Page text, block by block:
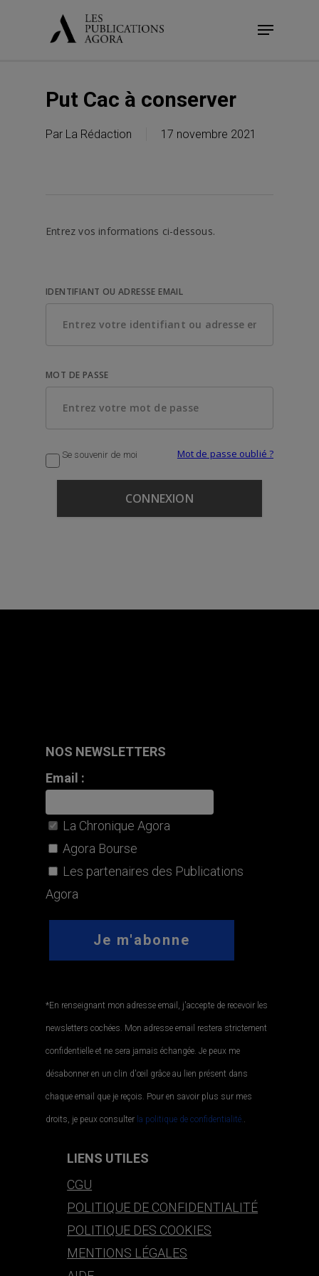
Menu
Put Cac à conserver
Par La Rédaction 17 novembre 2021
Entrez vos informations ci-dessous.
IDENTIFIANT OU ADRESSE EMAIL
MOT DE PASSE
Se souvenir de moi Mot de passe oublié ?
NOS NEWSLETTERS
Email :
La Chronique Agora
Agora Bourse
Les partenaires des Publications
Agora
*En renseignant mon adresse email, j'accepte de recevoir les
newsletters cochées. Mon adresse email restera strictement
confidentielle et ne sera jamais échangée. Je peux me
désabonner en un clin d'œil grâce au lien présent dans
chaque email que je reçois. Pour en savoir plus sur mes
droits, je peux consulter la politique de confidentialité..
LIENS UTILES
CGU
POLITIQUE DE CONFIDENTIALITÉ
POLITIQUE DES COOKIES
MENTIONS LÉGALES